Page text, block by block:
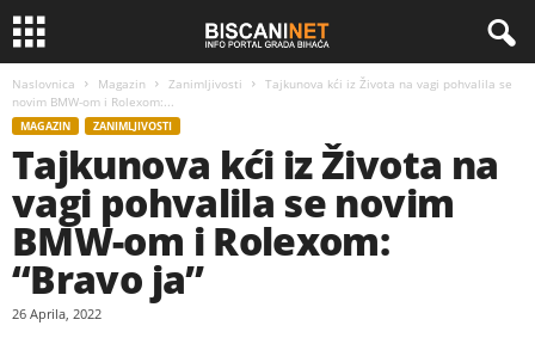
Naslovnica Magazin Zanimljivosti
Tajkunova kći iz Života na vagi pohvalila se
novim BMW-om i Rolexom:...
MAGAZIN ZANIMLJIVOSTI
Tajkunova kći iz Života na
vagi pohvalila se novim
BMW-om i Rolexom:
“Bravo ja”
26 Aprila, 2022